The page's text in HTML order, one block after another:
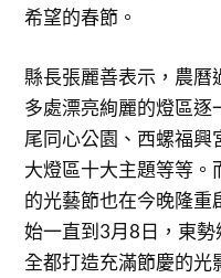
希望的春節。
縣長張麗善表示，農曆
多處漂亮絢麗的燈區
尾同心公園、西螺福興
大燈區十大主題等等
的光藝節也在今晚隆重
始一直到3月8日，東勢
全都打造充滿節慶的光